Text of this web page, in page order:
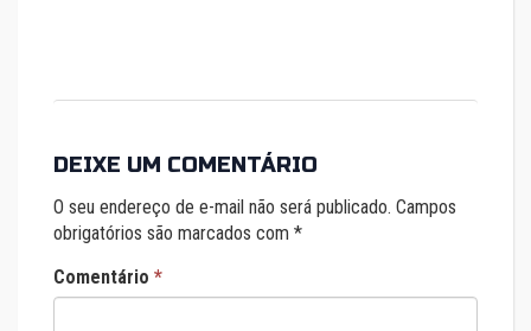
DEIXE UM COMENTÁRIO
O seu endereço de e-mail não será publicado. Campos
obrigatórios são marcados com *
Comentário *